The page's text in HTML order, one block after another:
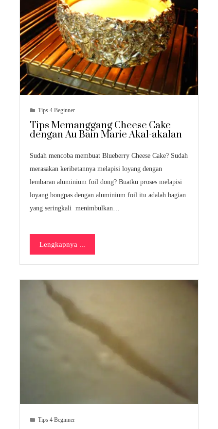
Tips 4 Beginner
Tips Memanggang Cheese Cake
dengan Au Bain Marie Akal-akalan
Sudah mencoba membuat Blueberry Cheese Cake? Sudah
merasakan keribetannya melapisi loyang dengan
lembaran aluminium foil dong? Buatku proses melapisi
loyang bongpas dengan aluminium foil itu adalah bagian
yang seringkali menimbulkan…
Lengkapnya ...
Tips 4 Beginner